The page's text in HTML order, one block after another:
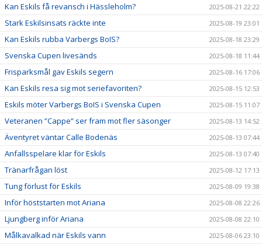
Kan Eskils få revansch i Hässleholm? 2025-08-21 22:22
Stark Eskilsinsats räckte inte 2025-08-19 23:01
Kan Eskils rubba Varbergs BoIS? 2025-08-18 23:29
Svenska Cupen livesänds 2025-08-18 11:44
Frisparksmål gav Eskils segern 2025-08-16 17:06
Kan Eskils resa sig mot seriefavoriten? 2025-08-15 12:53
Eskils möter Varbergs BoIS i Svenska Cupen 2025-08-15 11:07
Veteranen ”Cappe” ser fram mot fler säsonger 2025-08-13 14:52
Äventyret väntar Calle Bodenäs 2025-08-13 07:44
Anfallsspelare klar för Eskils 2025-08-13 07:40
Tränarfrågan löst 2025-08-12 17:13
Tung förlust för Eskils 2025-08-09 19:38
Inför höststarten mot Ariana 2025-08-08 22:26
Ljungberg inför Ariana 2025-08-08 22:10
Målkavalkad när Eskils vann 2025-08-06 23:10